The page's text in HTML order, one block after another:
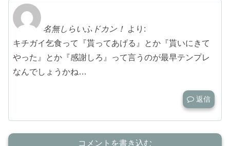
名無しらいふドカン！ より:
キチガイ乞食って『貰ってあげる』とか『貰いにきて
やった』とか『感謝しろ』って言うのが最早テンプレ
なんでしょうかね…
返信
コメントを書き込む